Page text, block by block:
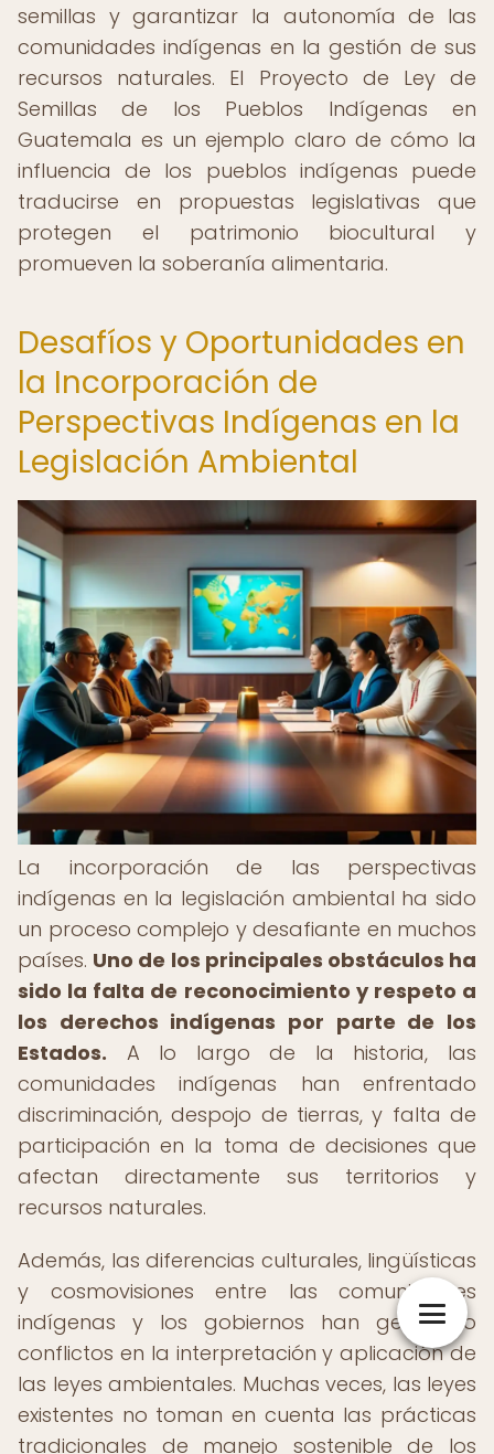
semillas y garantizar la autonomía de las
comunidades indígenas en la gestión de sus
recursos naturales. El Proyecto de Ley de
Semillas de los Pueblos Indígenas en
Guatemala es un ejemplo claro de cómo la
influencia de los pueblos indígenas puede
traducirse en propuestas legislativas que
protegen el patrimonio biocultural y
promueven la soberanía alimentaria.
Desafíos y Oportunidades en
la Incorporación de
Perspectivas Indígenas en la
Legislación Ambiental
La incorporación de las perspectivas
indígenas en la legislación ambiental ha sido
un proceso complejo y desafiante en muchos
países. Uno de los principales obstáculos ha
sido la falta de reconocimiento y respeto a
los derechos indígenas por parte de los
Estados. A lo largo de la historia, las
comunidades indígenas han enfrentado
discriminación, despojo de tierras, y falta de
participación en la toma de decisiones que
afectan directamente sus territorios y
recursos naturales.
Además, las diferencias culturales, lingüísticas
y cosmovisiones entre las comunidades
indígenas y los gobiernos han generado
conflictos en la interpretación y aplicación de
las leyes ambientales. Muchas veces, las leyes
existentes no toman en cuenta las prácticas
tradicionales de manejo sostenible de los